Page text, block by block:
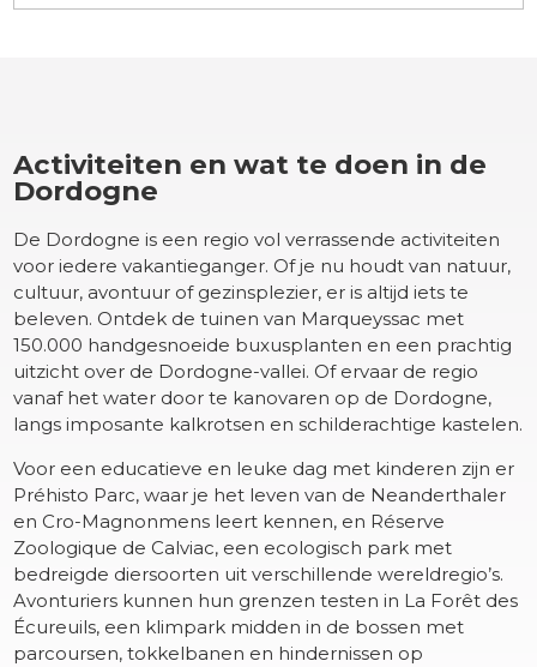
Activiteiten en wat te doen in de
Dordogne
De Dordogne is een regio vol verrassende activiteiten
voor iedere vakantieganger. Of je nu houdt van natuur,
cultuur, avontuur of gezinsplezier, er is altijd iets te
beleven. Ontdek de tuinen van Marqueyssac met
150.000 handgesnoeide buxusplanten en een prachtig
uitzicht over de Dordogne-vallei. Of ervaar de regio
vanaf het water door te kanovaren op de Dordogne,
langs imposante kalkrotsen en schilderachtige kastelen.
Voor een educatieve en leuke dag met kinderen zijn er
Préhisto Parc, waar je het leven van de Neanderthaler
en Cro-Magnonmens leert kennen, en Réserve
Zoologique de Calviac, een ecologisch park met
bedreigde diersoorten uit verschillende wereldregio’s.
Avonturiers kunnen hun grenzen testen in La Forêt des
Écureuils, een klimpark midden in de bossen met
parcoursen, tokkelbanen en hindernissen op